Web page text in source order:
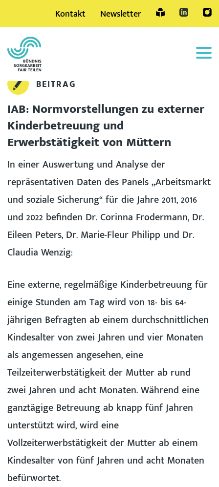
Kontakt
Newsletter
Sprache
BEITRAG
IAB: Normvorstellungen zu externer
Kinderbetreuung und
Erwerbstätigkeit von Müttern
In einer Auswertung und Analyse der
repräsentativen Daten des Panels „Arbeitsmarkt
und soziale Sicherung“ für die Jahre 2011, 2016
und 2022 befinden Dr. Corinna Frodermann, Dr.
Eileen Peters, Dr. Marie-Fleur Philipp und Dr.
Claudia Wenzig:
Eine externe, regelmäßige Kinderbetreuung für
einige Stunden am Tag wird von 18- bis 64-
jährigen Befragten ab einem durchschnittlichen
Kindesalter von zwei Jahren und vier Monaten
als angemessen angesehen, eine
Teilzeiterwerbstätigkeit der Mutter ab rund
zwei Jahren und acht Monaten. Während eine
ganztägige Betreuung ab knapp fünf Jahren
unterstützt wird, wird eine
Vollzeiterwerbstätigkeit der Mutter ab einem
Kindesalter von fünf Jahren und acht Monaten
befürwortet.